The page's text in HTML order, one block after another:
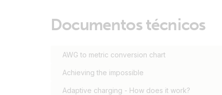
Documentos técnicos
AWG to metric conversion chart
Achieving the impossible
Adaptive charging - How does it work?